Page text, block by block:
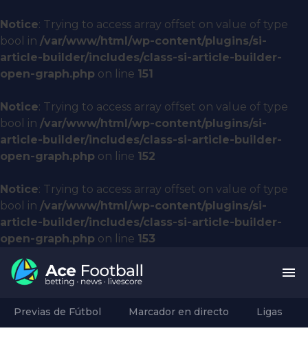
Notice: Trying to access array offset on value of type
bool in /var/www/html/wp-content/plugins/si-
article-builder/includes/class-si-article-builder-
open-graph.php on line 151
Notice: Trying to access array offset on value of type
bool in /var/www/html/wp-content/plugins/si-
article-builder/includes/class-si-article-builder-
open-graph.php on line 152
Notice: Trying to access array offset on value of type
bool in /var/www/html/wp-content/plugins/si-
article-builder/includes/class-si-article-builder-
open-graph.php on line 153
Previas de Fútbol Marcador en directo Ligas